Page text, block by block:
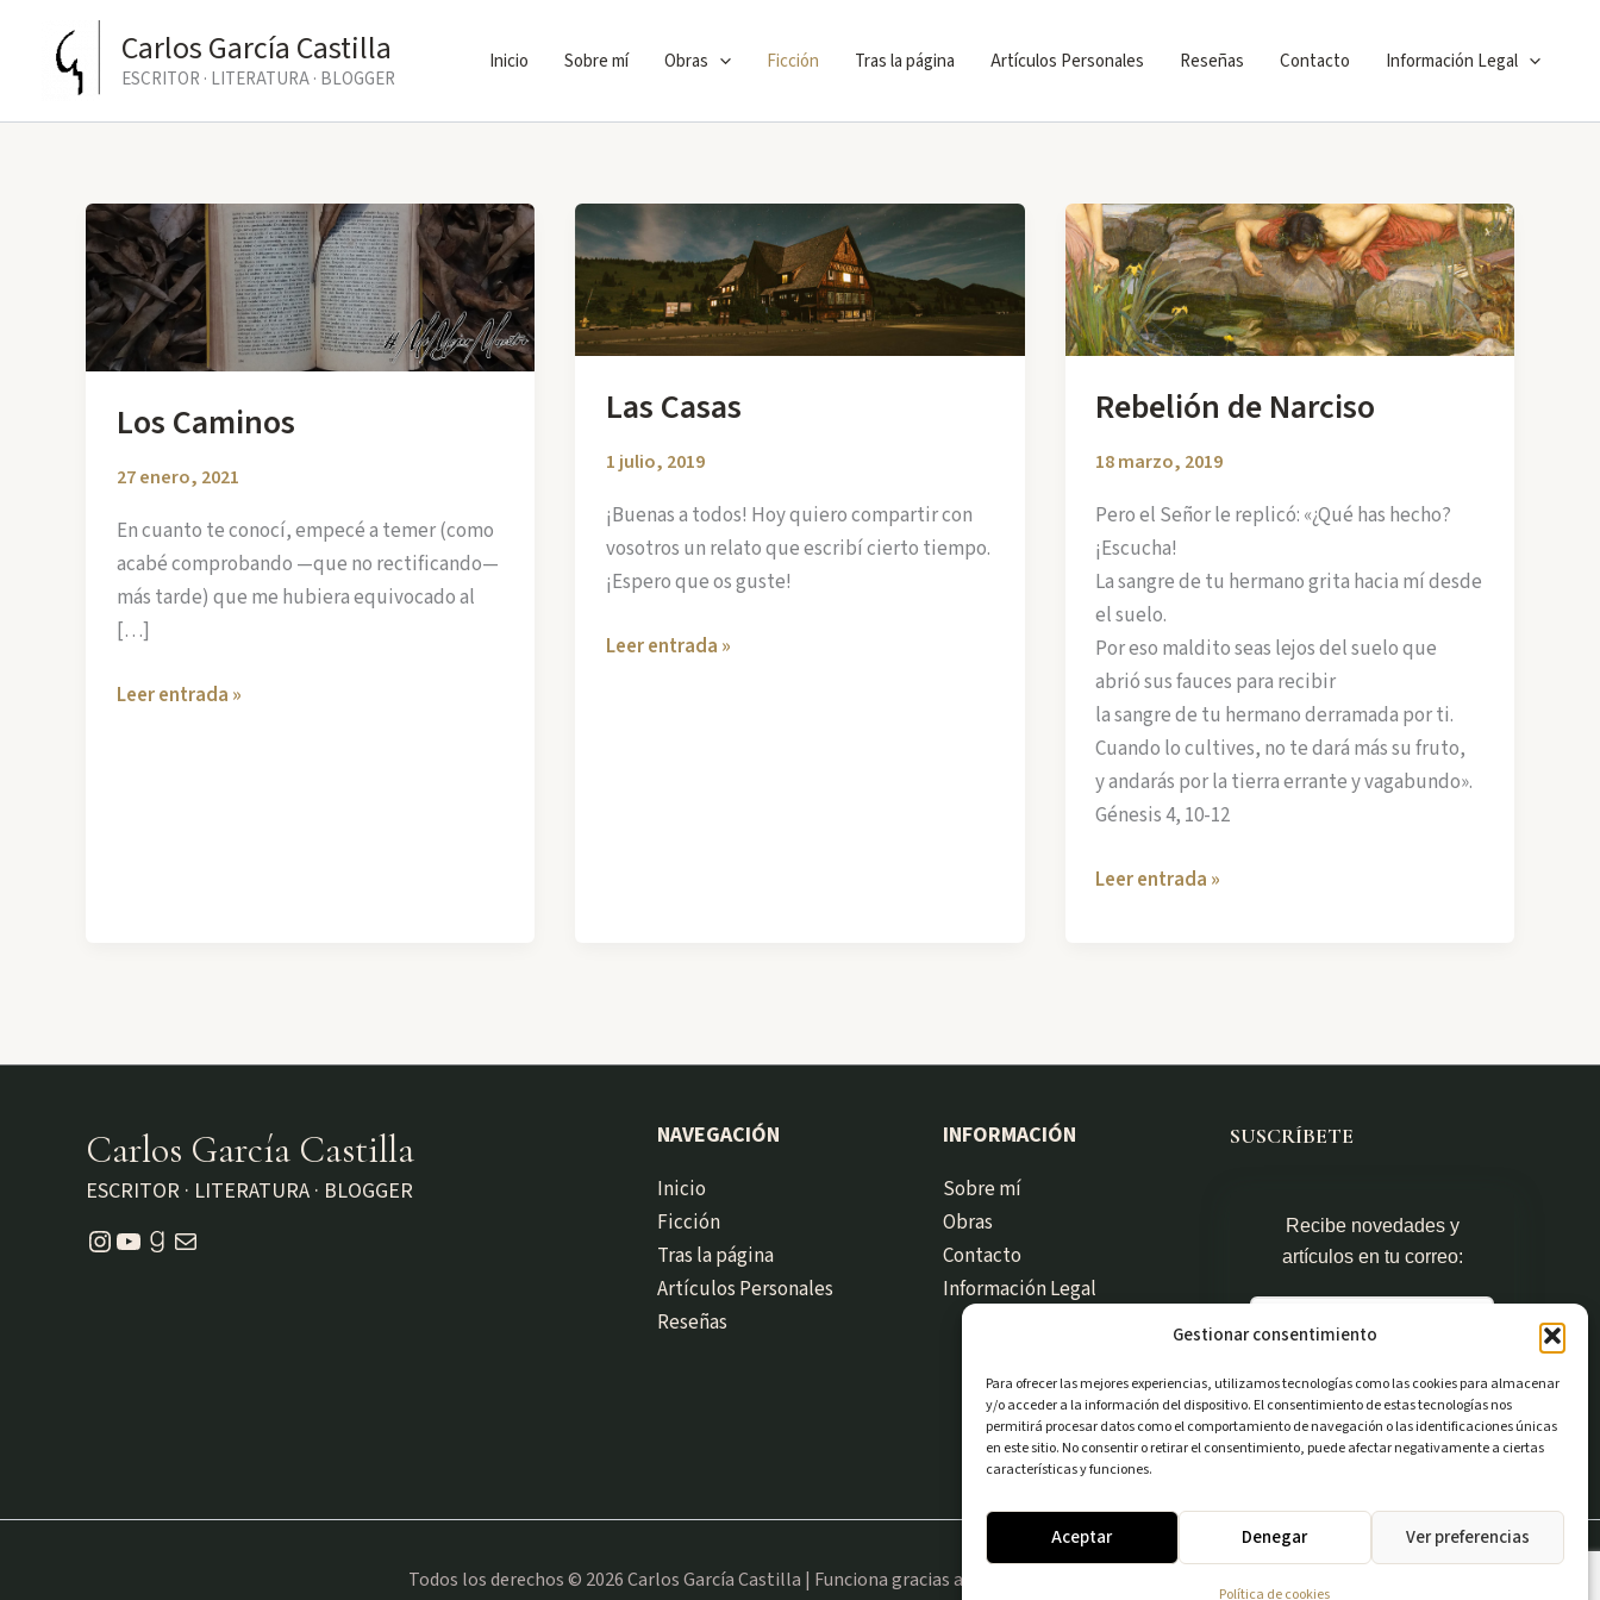
Gestionar consentimiento
Para ofrecer las mejores experiencias, utilizamos tecnologías como las cookies para almacenar
y/o acceder a la información del dispositivo. El consentimiento de estas tecnologías nos
permitirá procesar datos como el comportamiento de navegación o las identificaciones únicas
en este sitio. No consentir o retirar el consentimiento, puede afectar negativamente a ciertas
características y funciones.
Aceptar Denegar Ver preferencias
Política de cookies
contenido
Carlos García Castilla
ESCRITOR · LITERATURA · BLOGGER
Inicio Sobre mí Obras Ficción Tras la página Artículos Personales Reseñas Contacto Información Legal
Los Caminos
27 enero, 2021
En cuanto te conocí, empecé a temer (como
acabé comprobando —que no rectificando—
más tarde) que me hubiera equivocado al
[…]
Los
Leer entrada »
Las Casas
1 julio, 2019
¡Buenas a todos! Hoy quiero compartir con
vosotros un relato que escribí cierto tiempo.
¡Espero que os guste!
Las
Leer entrada »
Rebelión de Narciso
18 marzo, 2019
Pero el Señor le replicó: «¿Qué has hecho?
¡Escucha!
La sangre de tu hermano grita hacia mí desde
el suelo.
Por eso maldito seas lejos del suelo que
abrió sus fauces para recibir
la sangre de tu hermano derramada por ti.
Cuando lo cultives, no te dará más su fruto,
y andarás por la tierra errante y vagabundo».
Génesis 4, 10-12
Rebelión
Leer entrada »
Carlos García Castilla
ESCRITOR · LITERATURA · BLOGGER
Instagram
YouTube
Goodreads
Correo electrónico
NAVEGACIÓN
Inicio
Ficción
Tras la página
Artículos Personales
Reseñas
INFORMACIÓN
Sobre mí
Obras
Contacto
Información Legal
SUSCRÍBETE
Recibe novedades y
artículos en tu correo:
Suscribirme
Powered by
Todos los derechos © 2026 Carlos García Castilla | Funciona gracias a